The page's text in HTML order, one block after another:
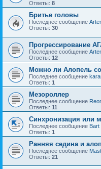
Ответы: 8
Бритье головы
Последнее сообщение
Ответы: 30
Прогрессирование
Последнее сообщение
Ответы: 12
Можно ли Алопель
Последнее сообщение
Ответы: 1
Мезороллер
Последнее сообщение
Ответы: 11
Синхронизация или
Последнее сообщение Bart
Ответы: 1
Ранняя седина и
Последнее сообщение
Ответы: 21